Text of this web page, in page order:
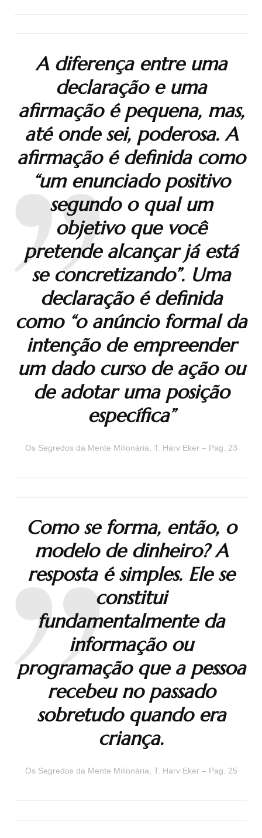
A diferença entre uma
declaração e uma
afirmação é pequena, mas,
até onde sei, poderosa. A
afirmação é definida como
“um enunciado positivo
segundo o qual um
objetivo que você
pretende alcançar já está
se concretizando”. Uma
declaração é definida
como “o anúncio formal da
intenção de empreender
um dado curso de ação ou
de adotar uma posição
específica”
Os Segredos da Mente Milionária, T. Harv Eker – Pag. 23
Como se forma, então, o
modelo de dinheiro? A
resposta é simples. Ele se
constitui
fundamentalmente da
informação ou
programação que a pessoa
recebeu no passado
sobretudo quando era
criança.
Os Segredos da Mente Milionária, T. Harv Eker – Pag. 25